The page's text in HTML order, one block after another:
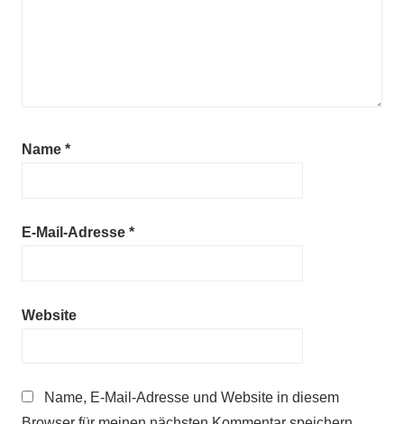
Name *
E-Mail-Adresse *
Website
Name, E-Mail-Adresse und Website in diesem